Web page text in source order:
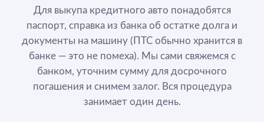
Для выкупа кредитного авто понадобятся
паспорт, справка из банка об остатке долга и
документы на машину (ПТС обычно хранится в
банке — это не помеха). Мы сами свяжемся с
банком, уточним сумму для досрочного
погашения и снимем залог. Вся процедура
занимает один день.